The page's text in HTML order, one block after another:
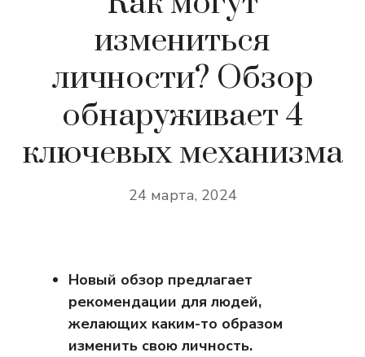
измениться
личности? Обзор
обнаруживает 4
ключевых механизма
24 марта, 2024
Новый обзор предлагает
рекомендации для людей,
желающих каким-то образом
изменить свою личность.